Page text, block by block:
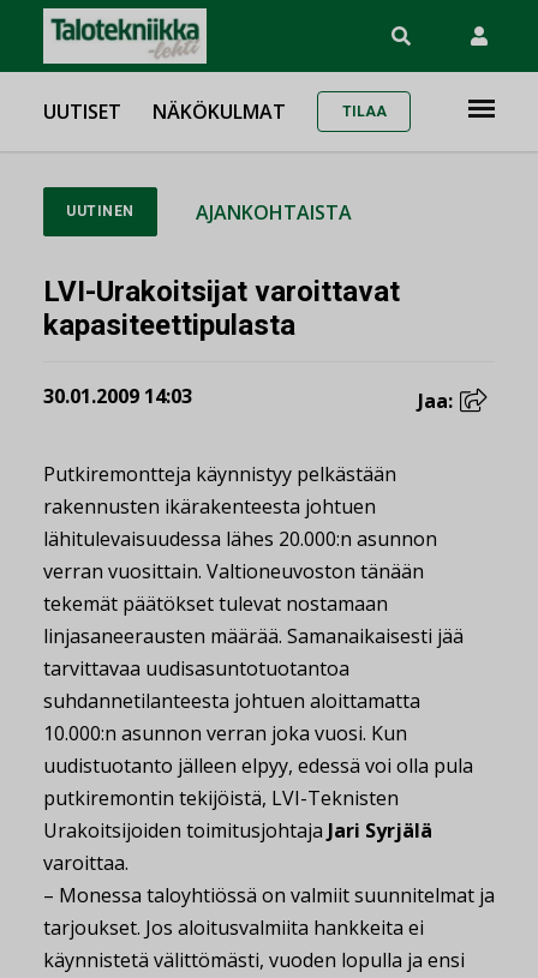
UUTISET NÄKÖKULMAT TILAA
UUTINEN AJANKOHTAISTA
LVI-Urakoitsijat varoittavat
kapasiteettipulasta
30.01.2009 14:03 Jaa:
Putkiremontteja käynnistyy pelkästään
rakennusten ikärakenteesta johtuen
lähitulevaisuudessa lähes 20.000:n asunnon
verran vuosittain. Valtioneuvoston tänään
tekemät päätökset tulevat nostamaan
linjasaneerausten määrää. Samanaikaisesti jää
tarvittavaa uudisasuntotuotantoa
suhdannetilanteesta johtuen aloittamatta
10.000:n asunnon verran joka vuosi. Kun
uudistuotanto jälleen elpyy, edessä voi olla pula
putkiremontin tekijöistä, LVI-Teknisten
Urakoitsijoiden toimitusjohtaja Jari Syrjälä
varoittaa.
– Monessa taloyhtiössä on valmiit suunnitelmat ja
tarjoukset. Jos aloitusvalmiita hankkeita ei
käynnistetä välittömästi, vuoden lopulla ja ensi